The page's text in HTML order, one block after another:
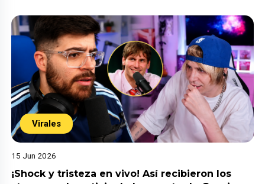
Virales
15 Jun 2026
¡Shock y tristeza en vivo! Así recibieron los